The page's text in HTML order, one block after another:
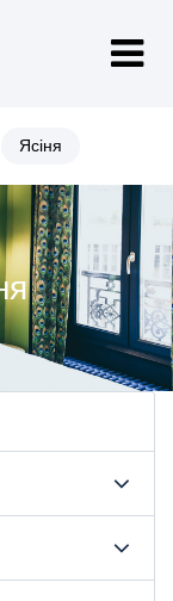
Ясіня